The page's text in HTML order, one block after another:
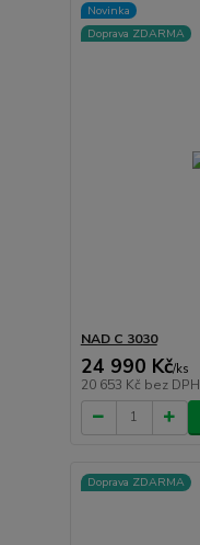
Novinka
Doprava ZDARMA
NAD C 3030
24 990 Kč/ks
20 653 Kč bez DPH
Doprava ZDARMA